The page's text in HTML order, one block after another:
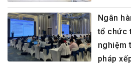
Ngân
tổ chức
nghiệm
pháp